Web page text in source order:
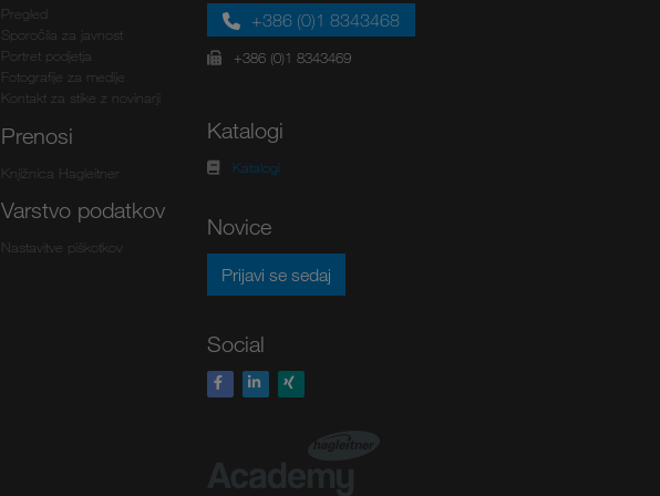
Pregled
Sporočila za javnost
Portret podjetja
Fotografije za medije
Kontakt za stike z novinarji
Prenosi
Knjižnica Hagleitner
Varstvo podatkov
Nastavitve piškotkov
+386 (0)1 8343468
+386 (0)1 8343469
Katalogi
Katalogi
Novice
Prijavi se sedaj
Social